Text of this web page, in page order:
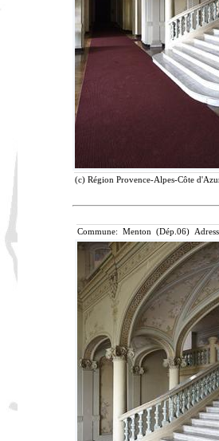
(c) Région Provence-Alpes-Côte
Commune: Menton (Dép.06)